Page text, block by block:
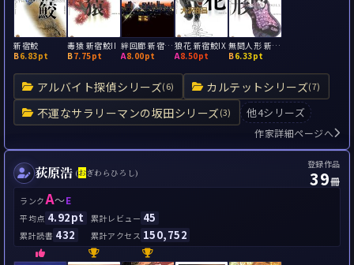
アルバイト探偵シリーズ(6) カルテットシリーズ(7)
不運なサラリーマンの坂田シリーズ(3) 他4シリーズ
新宿鮫
B6.83pt
毒猿 新宿鮫II
B7.75pt
絆回廊 新宿鮫Ⅹ
A8.00pt
狼花 新宿鮫IX
A8.50pt
無間人形 新宿鮫IV
B6.33pt
作家詳細ページへ
荻原浩 (おぎわらひろし)
登録作品
39冊
ランクA～E
平均点 4.92pt 累計レビュー 45
累計読書 432 累計アクセス 150,752